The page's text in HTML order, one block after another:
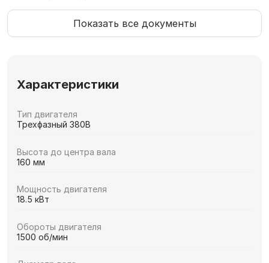
Показать все документы
Характеристики
Тип двигателя
Трехфазный 380В
Высота до центра вала
160 мм
Мощность двигателя
18.5 кВт
Обороты двигателя
1500 об/мин